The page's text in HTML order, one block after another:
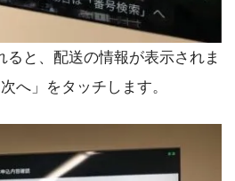
ると、配送の情報が表示されま
へ」をタッチします。